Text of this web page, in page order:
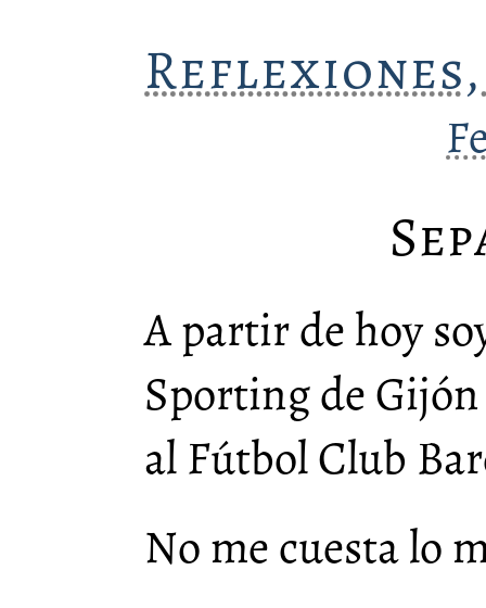
A partir de hoy
Sporting de
al Fútbol Club
No me cuesta lo